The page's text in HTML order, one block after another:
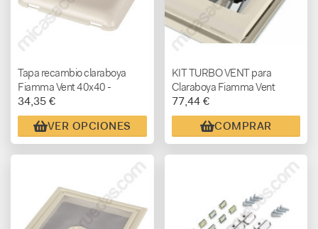
Tapa recambio claraboya
Fiamma Vent 40x40 -
BLANCA o CRISTAL
34,35 €
VER OPCIONES
KIT TURBO VENT para
Claraboya Fiamma Vent
28x28
77,44 €
COMPRAR